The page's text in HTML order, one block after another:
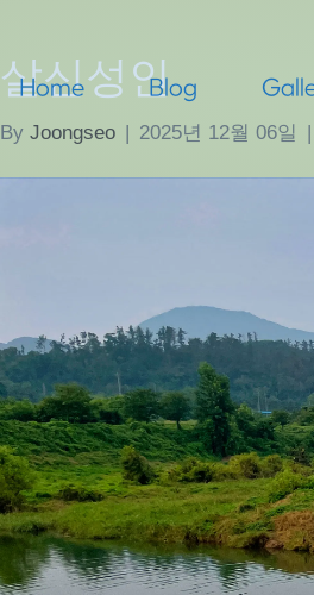
Home Blog
살신성인
By Joongseo | 2025년 12월 06일 |